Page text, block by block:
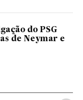
do PSG
de Neymar e